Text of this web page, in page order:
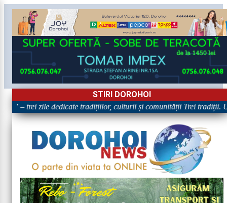
STIRI DOROHOI
„Dorohoiul, în Sărbătoare!” – trei zile dedicate tradițiilor,